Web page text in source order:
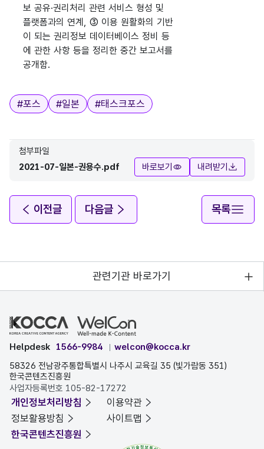
보 공유·권리처리 관련 서비스 형성 및
플랫폼과의 연계, ③ 이용 원활화의 기반
이 되는 권리정보 데이터베이스 정비 등
에 관한 사항 등을 정리한 중간 보고서를
공개함.
태그
#포스 #일본 #태스크포스
첨부파일
2021-07-일본-권용수.pdf
바로보기 내려받기
이전글 다음글 목록
관련기관 바로가기
Helpdesk 1566-9984
welcon@kocca.kr
58326 전남광주통합특별시 나주시 교육길 35 (빛가람동 351)
한국콘텐츠진흥원
사업자등록번호 105-82-17272
개인정보처리방침
이용약관
정보활용방침
사이트맵
한국콘텐츠진흥원